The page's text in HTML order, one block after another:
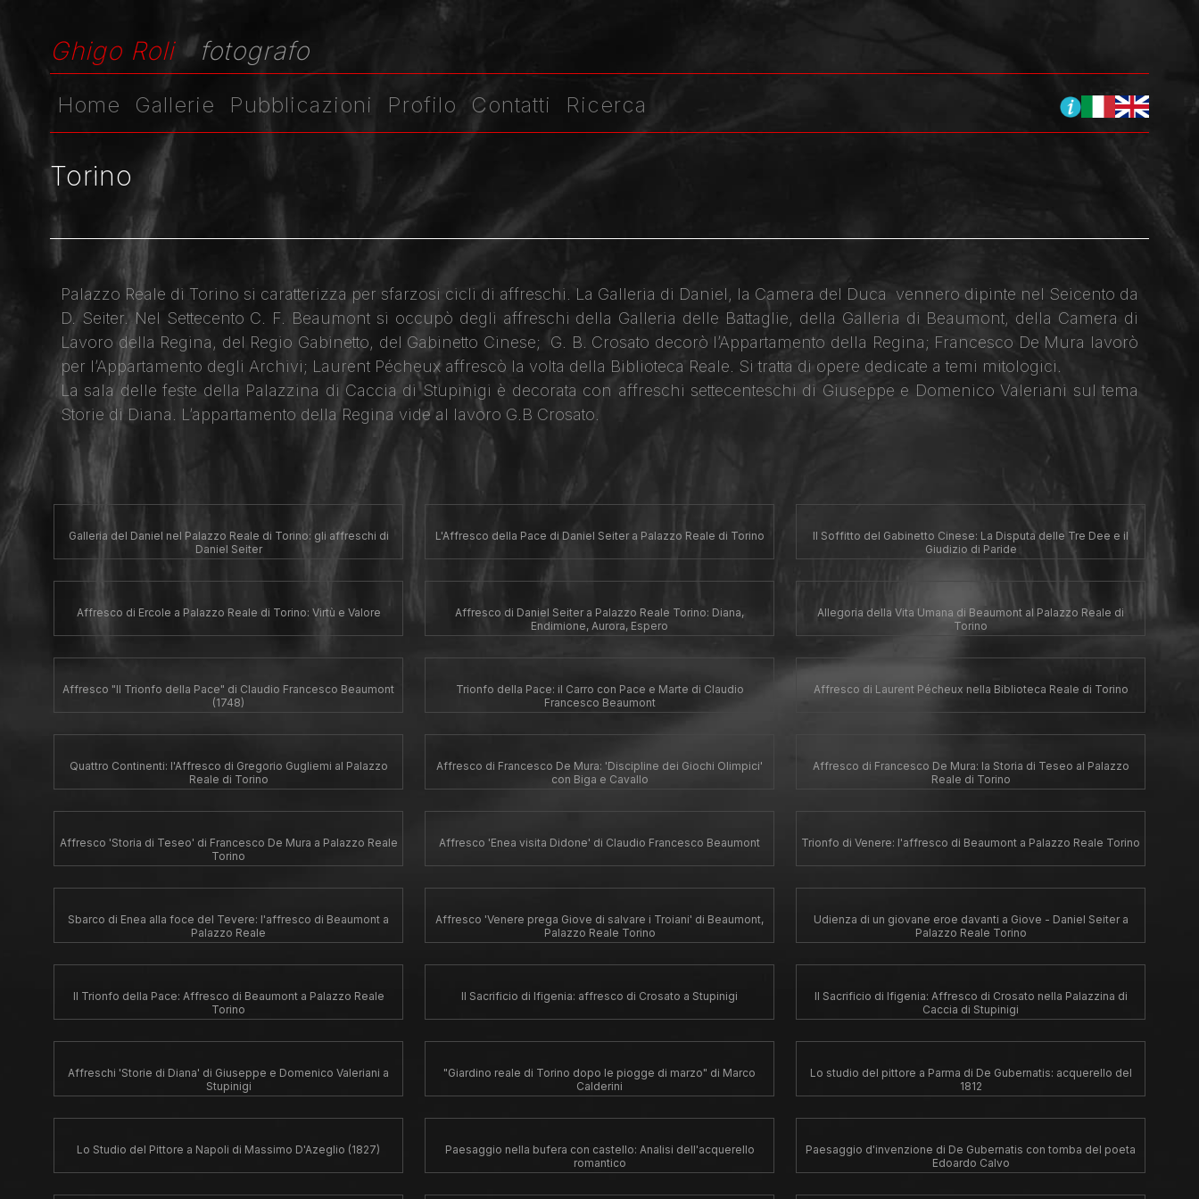
Ghigo Roli fotografo
Home Gallerie Pubblicazioni Profilo Contatti Ricerca
Torino
Palazzo Reale di Torino si caratterizza per sfarzosi cicli di affreschi. La Galleria di Daniel, la Camera del Duca vennero dipinte nel Seicento da
D. Seiter. Nel Settecento C. F. Beaumont si occupò degli affreschi della Galleria delle Battaglie, della Galleria di Beaumont, della Camera di
Lavoro della Regina, del Regio Gabinetto, del Gabinetto Cinese; G. B. Crosato decorò l’Appartamento della Regina; Francesco De Mura lavorò
per l’Appartamento degli Archivi; Laurent Pécheux affrescò la volta della Biblioteca Reale. Si tratta di opere dedicate a temi mitologici.
La sala delle feste della Palazzina di Caccia di Stupinigi è decorata con affreschi settecenteschi di Giuseppe e Domenico Valeriani sul tema
Storie di Diana. L’appartamento della Regina vide al lavoro G.B Crosato.
Galleria del Daniel nel Palazzo Reale di Torino: gli affreschi di
Daniel Seiter
L'Affresco della Pace di Daniel Seiter a Palazzo Reale di Torino
Il Soffitto del Gabinetto Cinese: La Disputa delle Tre Dee e il
Giudizio di Paride
Affresco di Ercole a Palazzo Reale di Torino: Virtù e Valore
Affresco di Daniel Seiter a Palazzo Reale Torino: Diana,
Endimione, Aurora, Espero
Allegoria della Vita Umana di Beaumont al Palazzo Reale di
Torino
Affresco "Il Trionfo della Pace" di Claudio Francesco Beaumont
(1748)
Trionfo della Pace: il Carro con Pace e Marte di Claudio
Francesco Beaumont
Affresco di Laurent Pécheux nella Biblioteca Reale di Torino
Quattro Continenti: l'Affresco di Gregorio Gugliemi al Palazzo
Reale di Torino
Affresco di Francesco De Mura: 'Discipline dei Giochi Olimpici'
con Biga e Cavallo
Affresco di Francesco De Mura: la Storia di Teseo al Palazzo
Reale di Torino
Affresco 'Storia di Teseo' di Francesco De Mura a Palazzo Reale
Torino
Affresco 'Enea visita Didone' di Claudio Francesco Beaumont Trionfo di Venere: l'affresco di Beaumont a Palazzo Reale Torino
Sbarco di Enea alla foce del Tevere: l'affresco di Beaumont a
Palazzo Reale
Affresco 'Venere prega Giove di salvare i Troiani' di Beaumont,
Palazzo Reale Torino
Udienza di un giovane eroe davanti a Giove - Daniel Seiter a
Palazzo Reale Torino
Il Trionfo della Pace: Affresco di Beaumont a Palazzo Reale
Torino
Il Sacrificio di Ifigenia: affresco di Crosato a Stupinigi
Il Sacrificio di Ifigenia: Affresco di Crosato nella Palazzina di
Caccia di Stupinigi
Affreschi 'Storie di Diana' di Giuseppe e Domenico Valeriani a
Stupinigi
"Giardino reale di Torino dopo le piogge di marzo" di Marco
Calderini
Lo studio del pittore a Parma di De Gubernatis: acquerello del
1812
Lo Studio del Pittore a Napoli di Massimo D'Azeglio (1827)
Paesaggio nella bufera con castello: Analisi dell'acquerello
romantico
Paesaggio d'invenzione di De Gubernatis con tomba del poeta
Edoardo Calvo